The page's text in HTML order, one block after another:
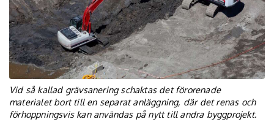
Vid så kallad grävsanering schaktas det förorenade
materialet bort till en separat anläggning, där det renas och
förhoppningsvis kan användas på nytt till andra byggprojekt.